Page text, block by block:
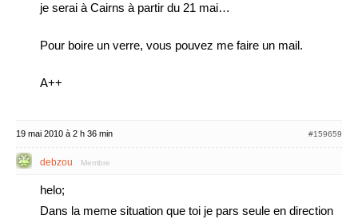
je serai à Cairns à partir du 21 mai…
Pour boire un verre, vous pouvez me faire un mail.
A++
19 mai 2010 à 2 h 36 min #159659
debzou Membre
helo;
Dans la meme situation que toi je pars seule en direction